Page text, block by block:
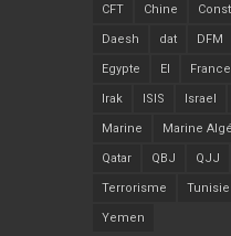
CFT Chine
Daesh dat DFM
Egypte EI France
Irak ISIS Israel
Marine Marine
Qatar QBJ QJJ
Terrorisme Tunisie
Yemen